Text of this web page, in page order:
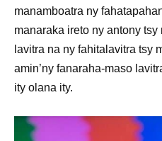
manamboatra ny
manaraka ireto ny antony
lavitra na ny fahitalavitra tsy
amin’ny fanaraha-maso
ity olana ity.